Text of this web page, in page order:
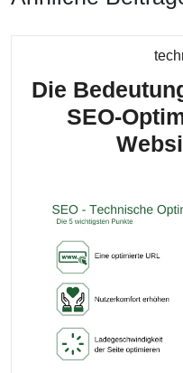
Die
SEO-